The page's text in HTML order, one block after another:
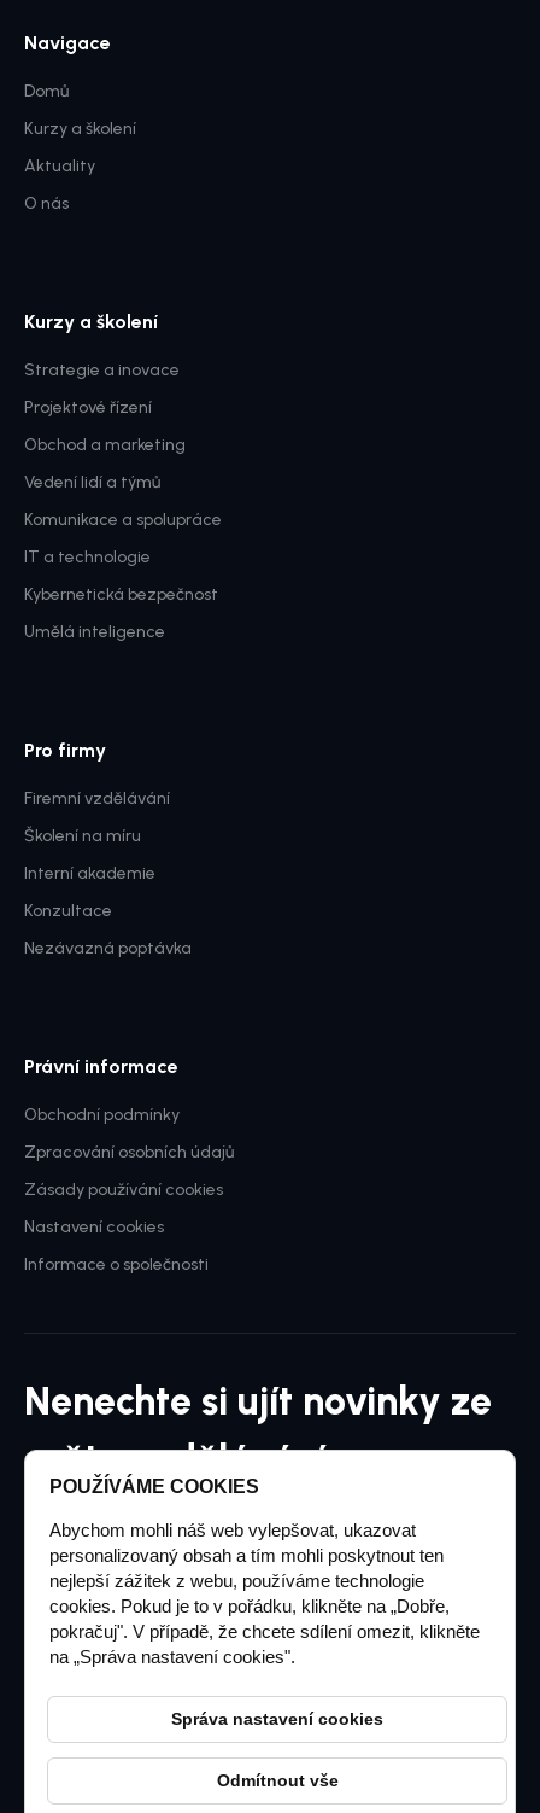
Navigace
Domů
Kurzy a školení
Aktuality
O nás
Kurzy a školení
Strategie a inovace
Projektové řízení
Obchod a marketing
Vedení lidí a týmů
Komunikace a spolupráce
IT a technologie
Kybernetická bezpečnost
Umělá inteligence
Pro firmy
Firemní vzdělávání
Školení na míru
Interní akademie
Konzultace
Nezávazná poptávka
Právní informace
Obchodní podmínky
Zpracování osobních údajů
Zásady používání cookies
Nastavení cookies
Informace o společnosti
Nenechte si ujít novinky ze
světa vzdělávání
Přihlaste se k odběru našeho měsíčníku
Chci dostávat informace o novinkách a akčních
nabídkách a souhlasím se zpracováním osobních
údajů pro tyto účely
POUŽÍVÁME COOKIES
Abychom mohli náš web vylepšovat, ukazovat
personalizovaný obsah a tím mohli poskytnout ten
nejlepší zážitek z webu, používáme technologie
cookies. Pokud je to v pořádku, klikněte na „Dobře,
pokračuj". V případě, že chcete sdílení omezit, klikněte
na „Správa nastavení cookies".
Správa nastavení cookies
Odmítnout vše